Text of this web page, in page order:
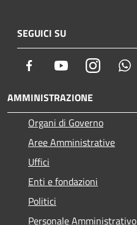
SEGUICI SU
Facebook YoutubeInstagram
AMMINISTRAZIONE
Organi di Governo
Aree Amministrative
Uffici
Enti e fondazioni
Politici
Personale Amministrativo